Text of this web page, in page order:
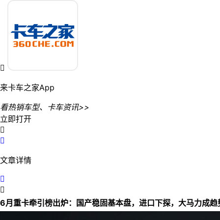

来卡车之家App
看热销车型、卡车资讯>>
立即打开


文章详情


6月重卡牵引榜出炉：国产稳固基本盘，进口下探，大马力成趋